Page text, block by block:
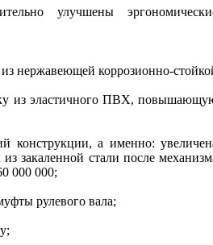
улучшены
нержавеющей коррозионно-
из эластичного ПВХ,
конструкции, а именно:
закаленной стали после
000 000;
рулевого вала;